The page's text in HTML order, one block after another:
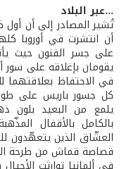
...عبر البلاد
تُشير المصادر إلى أن
أن انتشرت في أوروبا
على جسر الفنون حيث
يقومان بإغلاقه على سور
في الاحتفاظ بعلاقتهما
كل جسور باريس على
يلمع من البعيد بلون
بالكامل بالأقفال
العشّاق الذين يتعهّدون
قصاصة قماش من طرحة